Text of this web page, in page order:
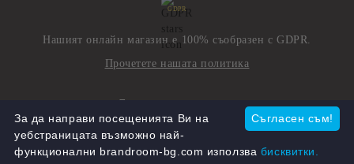
GDPR
Нашият онлайн магазин е 100% съобразен с GDPR.
Прочетете нашата политика
Онлайн магазин от SELITON
Съгласен съм!
За да направи посещенията Ви на
уебстраницата възможно най-
функционални brandroom-bg.com използва бисквитки.